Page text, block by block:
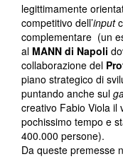
legittimamente
competitivo dell’input
complementare (un
al MANN di Napoli
collaborazione del
piano strategico di
puntando anche sul
creativo Fabio Viola il
pochissimo tempo e
400.000 persone).
Da queste premesse